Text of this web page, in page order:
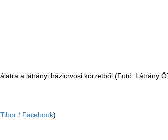
a látrányi háziorvosi körzetből (Fotó: Látrány
/ Facebook)